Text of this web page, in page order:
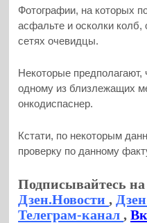
Фотографии, на которых
асфальте и осколки
сетях очевидцы.
Некоторые предполагают,
одному из близлежащих
онкодиспаснер.
Кстати, по некоторым
проверку по данному
Подписывайтесь
Дзен.Новости,
Телеграм-канал,